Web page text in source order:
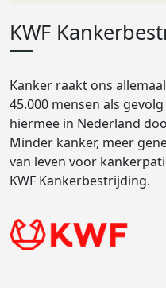
KWF
Kanker raakt ons
45.000 mensen als
hiermee in Nederland
Minder kanker, meer
van leven voor
KWF Kankerbestrijding.